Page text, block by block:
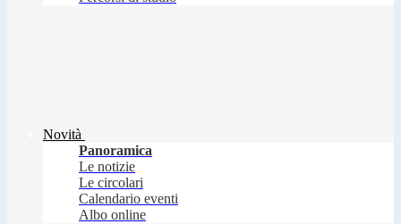
Novità
Panoramica
Le notizie
Le circolari
Calendario eventi
Albo online